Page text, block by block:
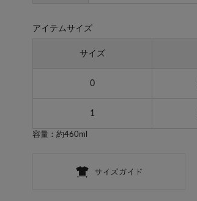
アイテムサイズ
サイズ
0
1
容量：約460ml